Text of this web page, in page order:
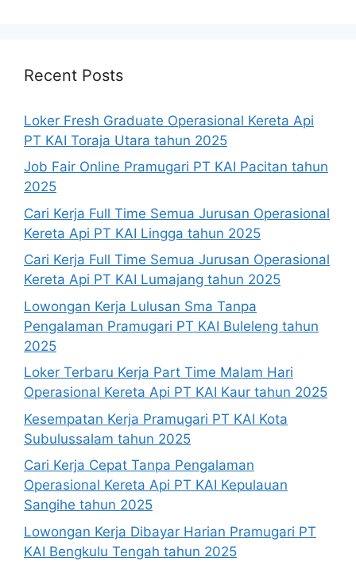
Recent Posts
Loker Fresh Graduate Operasional Kereta Api
PT KAI Toraja Utara tahun 2025
Job Fair Online Pramugari PT KAI Pacitan tahun
2025
Cari Kerja Full Time Semua Jurusan Operasional
Kereta Api PT KAI Lingga tahun 2025
Cari Kerja Full Time Semua Jurusan Operasional
Kereta Api PT KAI Lumajang tahun 2025
Lowongan Kerja Lulusan Sma Tanpa
Pengalaman Pramugari PT KAI Buleleng tahun
2025
Loker Terbaru Kerja Part Time Malam Hari
Operasional Kereta Api PT KAI Kaur tahun 2025
Kesempatan Kerja Pramugari PT KAI Kota
Subulussalam tahun 2025
Cari Kerja Cepat Tanpa Pengalaman
Operasional Kereta Api PT KAI Kepulauan
Sangihe tahun 2025
Lowongan Kerja Dibayar Harian Pramugari PT
KAI Bengkulu Tengah tahun 2025